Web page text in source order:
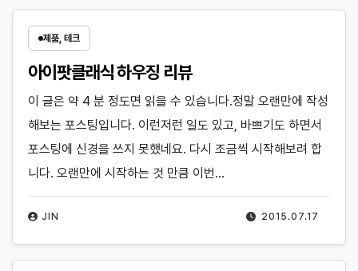
제품, 테크
아이팟클래식 하우징 리뷰
2015.07.17
JIN
이 글은 약 4 분 정도면 읽을 수 있습니다.정말 오랜만에 작성
해보는 포스팅입니다. 이런저런 일도 있고, 바쁘기도 하면서
포스팅에 신경을 쓰지 못했네요. 다시 조금씩 시작해보려 합
니다. 오랜만에 시작하는 것 만큼 이번…